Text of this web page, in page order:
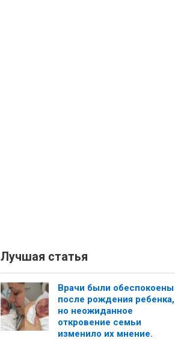
Лучшая статья
Врачи были обеспокоены
после рождения ребенка,
но неожиданное
откровение семьи
изменило их мнение.